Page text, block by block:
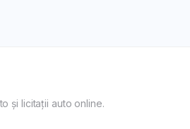
și licitații auto online.